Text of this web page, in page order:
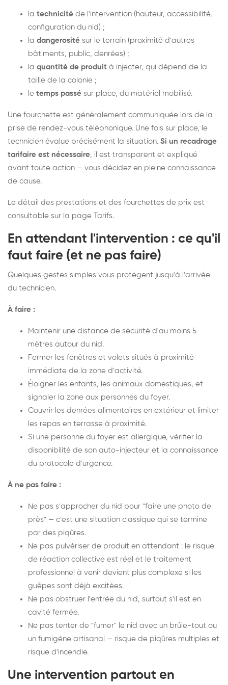
la technicité de l'intervention (hauteur, accessibilité,
configuration du nid) ;
la dangerosité sur le terrain (proximité d'autres
bâtiments, public, denrées) ;
la quantité de produit à injecter, qui dépend de la
taille de la colonie ;
le temps passé sur place, du matériel mobilisé.
Une fourchette est généralement communiquée lors de la
prise de rendez-vous téléphonique. Une fois sur place, le
technicien évalue précisément la situation. Si un recadrage
tarifaire est nécessaire, il est transparent et expliqué
avant toute action — vous décidez en pleine connaissance
de cause.
Le détail des prestations et des fourchettes de prix est
consultable sur la page Tarifs.
En attendant l'intervention : ce qu'il
faut faire (et ne pas faire)
Quelques gestes simples vous protègent jusqu'à l'arrivée
du technicien.
À faire :
Maintenir une distance de sécurité d'au moins 5
mètres autour du nid.
Fermer les fenêtres et volets situés à proximité
immédiate de la zone d'activité.
Éloigner les enfants, les animaux domestiques, et
signaler la zone aux personnes du foyer.
Couvrir les denrées alimentaires en extérieur et limiter
les repas en terrasse à proximité.
Si une personne du foyer est allergique, vérifier la
disponibilité de son auto-injecteur et la connaissance
du protocole d'urgence.
À ne pas faire :
Ne pas s'approcher du nid pour "faire une photo de
près" — c'est une situation classique qui se termine
par des piqûres.
Ne pas pulvériser de produit en attendant : le risque
de réaction collective est réel et le traitement
professionnel à venir devient plus complexe si les
guêpes sont déjà excitées.
Ne pas obstruer l'entrée du nid, surtout s'il est en
cavité fermée.
Ne pas tenter de "fumer" le nid avec un brûle-tout ou
un fumigène artisanal — risque de piqûres multiples et
risque d'incendie.
Une intervention partout en